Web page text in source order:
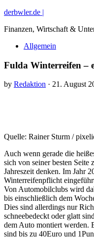
derbwler.de |
Finanzen, Wirtschaft &
Allgemein
Fulda Winterreifen –
by Redaktion · 21. August
Quelle: Rainer Sturm /
Auch wenn gerade die
sich von seiner besten Seite
Jahreszeit denken. Im Jahr
Winterreifenpflicht
Von Automobilclubs wird
bis einschließlich dem
Dies sind allerdings nur
schneebedeckt oder glatt
dem Auto montiert werden.
sind bis zu 40Euro und